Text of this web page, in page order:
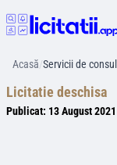
Acasă/Servicii de
Licitatie deschisa
Publicat: 13 August 2021